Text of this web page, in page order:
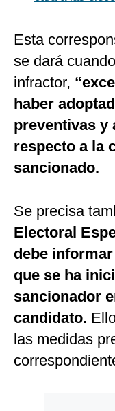
Esta
se dará
infractor,
haber
preventivas y
respecto a la
sancionado.
Se precisa
Electoral
debe
que se ha
sancionador
candidato.
las medidas